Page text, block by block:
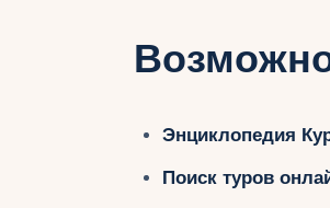
Энциклопедия
Поиск туров